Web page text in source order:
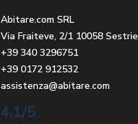
Abitare.com SRL
Via Fraiteve, 2/1 10058
+39 340 3296751
+39 0172 912532
assistenza@abitare.com
4,1/5